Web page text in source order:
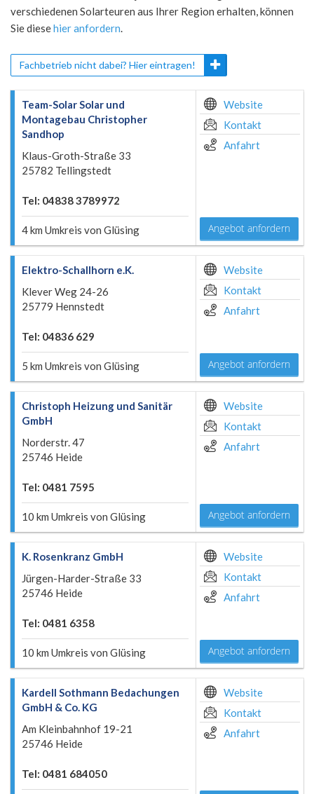
verschiedenen Solarteuren aus Ihrer Region erhalten, können
Sie diesehier anfordern.
Fachbetrieb nicht dabei? Hier eintragen!
Team-Solar Solar und
Montagebau Christopher
Sandhop
Klaus-Groth-Straße 33
25782 Tellingstedt
Tel: 04838 3789972
4 km Umkreis von Glüsing
Website
Kontakt
Anfahrt
Angebot anfordern
Elektro-Schallhorn e.K.
Klever Weg 24-26
25779 Hennstedt
Tel: 04836 629
5 km Umkreis von Glüsing
Website
Kontakt
Anfahrt
Angebot anfordern
Christoph Heizung und Sanitär
GmbH
Norderstr. 47
25746 Heide
Tel: 0481 7595
10 km Umkreis von Glüsing
Website
Kontakt
Anfahrt
Angebot anfordern
K. Rosenkranz GmbH
Jürgen-Harder-Straße 33
25746 Heide
Tel: 0481 6358
10 km Umkreis von Glüsing
Website
Kontakt
Anfahrt
Angebot anfordern
Kardell Sothmann Bedachungen
GmbH & Co. KG
Am Kleinbahnhof 19-21
25746 Heide
Tel: 0481 684050
Website
Kontakt
Anfahrt